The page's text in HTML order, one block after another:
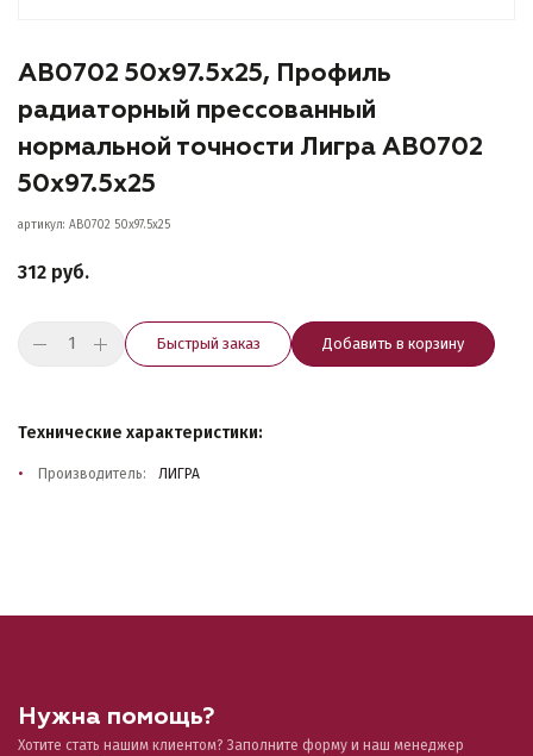
АВ0702 50х97.5х25, Профиль
радиаторный прессованный
нормальной точности Лигра АВ0702
50х97.5х25
артикул: АВ0702 50х97.5х25
312 руб.
Добавить в корзину
Быстрый заказ
Технические характеристики:
Производитель: ЛИГРА
Нужна помощь?
Хотите стать нашим клиентом? Заполните форму и наш менеджер